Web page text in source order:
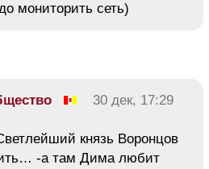
мониторить сеть)
30 дек, 17:29
князь Воронцов
-а там Дима любит